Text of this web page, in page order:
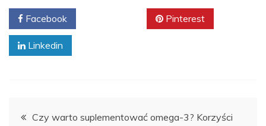
Facebook Pinterest
Linkedin
Nawigacja
Czy warto suplementować omega-3? Korzyści